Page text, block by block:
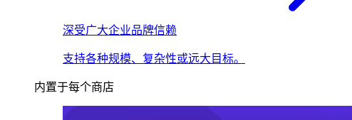
深受广大企业品牌信赖
支持各种规模、复杂性或远大目标。
内置于每个商店